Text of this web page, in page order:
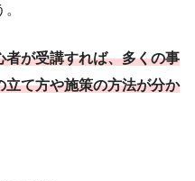
が受講すれば、多くの事
て方や施策の方法が分か